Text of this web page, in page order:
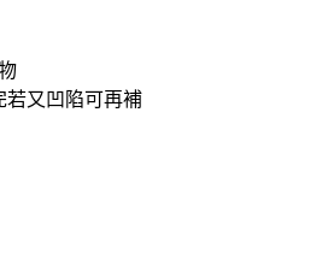
若又凹陷可再補